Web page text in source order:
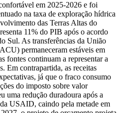
em 2025-2026 e foi
na taxa de exploração hídrica
das Terras Altas do
11% do PIB após o acordo
Sul. As transferências da União
permaneceram estáveis em
fontes continuam a representar a
Em contrapartida, as receitas
já que o fraco consumo
do imposto sobre valor
uma redução duradoura após a
USAID, caindo pela metade em